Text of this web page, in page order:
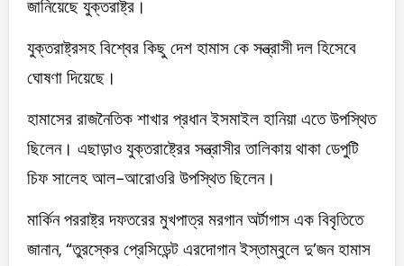
জানিয়েছে যুক্তরাষ্ট্র।
যুক্তরাষ্ট্রসহ বিশ্বের কিছু দেশ হামাস কে সন্ত্রাসী দল হিসেবে
ঘোষণা দিয়েছে।
হামাসের রাজনৈতিক শাখার প্রধান ইসমাইল হানিয়া এতে উপস্থিত
ছিলেন। এছাড়াও যুক্তরাষ্ট্রের সন্ত্রাসীর তালিকায় থাকা ডেপুটি
চিফ সালেহ আল-আরোওরি উপস্থিত ছিলেন।
মার্কিন পররাষ্ট্র দফতরের মুখপাত্র মরগান অর্টাগাস এক বিবৃতিতে
জানান, “তুরস্কের প্রেসিডেন্ট এরদোগান ইস্তাম্বুলে দু’জন হামাস